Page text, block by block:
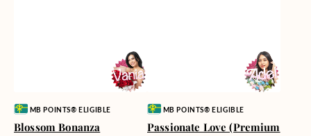
Vendor:MB POINTS® ELIGIBLE
Blossom Bonanza
Vendor:MB POINTS® ELIGIBLE
Passionate Love (Premium